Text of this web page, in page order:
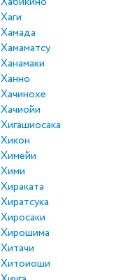
Хаги
Хамада
Хамаматсу
Ханамаки
Ханно
Хачинохе
Хачиойи
Хигашиосака
Хикон
Химейи
Хими
Хираката
Хиратсука
Хиросаки
Хирошима
Хитачи
Хитоиоши